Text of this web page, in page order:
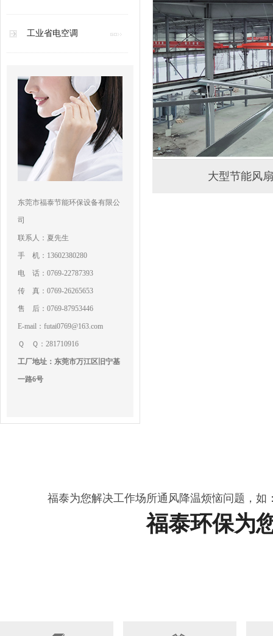
工业省电空调
东莞市福泰节能环保设备有限公
司
联系人：夏先生
手 机：13602380280
电 话：0769-22787393
传 真：0769-26265653
售 后：0769-87953446
E-mail：futai0769@163.com
Ｑ Ｑ：281710916
工厂地址：东莞市万江区旧宁基
一路6号
大型节能风扇
福泰为您解决工作场所通风降温烦恼问题，
福泰环保为